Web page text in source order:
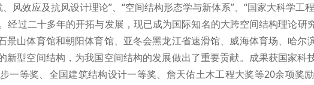
风效应及抗风设计理论”、“空间结构形态学与新体系”、“国家大科学工
经过二十多年的开拓与发展，现已成为国际知名的大跨空间结构理论研
山体育馆和朝阳体育馆、亚冬会黑龙江省速滑馆、威海体育场、哈尔
型空间结构，为我国空间结构的发展做出了重要贡献。成果获国家科
一等奖、全国建筑结构设计一等奖、詹天佑土木工程大奖等20余项奖